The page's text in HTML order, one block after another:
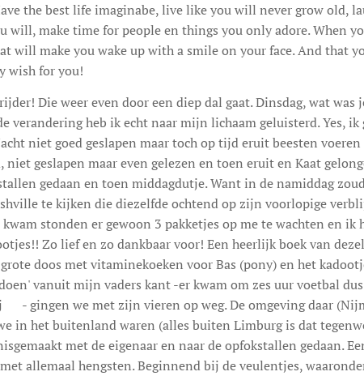
the best life imaginabe, live like you will never grow old,
will, make time for people en things you only adore. When
will make you wake up with a smile on your face. And that
wish for you!
Die weer even door een diep dal gaat. Dinsdag, wat was
verandering heb ik echt naar mijn lichaam geluisterd. Yes, ik
niet goed geslapen maar toch op tijd eruit beesten
niet geslapen maar even gelezen en toen eruit en Kaat
gedaan en toen middagdutje. Want in de namiddag
te kijken die diezelfde ochtend op zijn voorlopige
stonden er gewoon 3 pakketjes op me te wachten en ik
Zo lief en zo dankbaar voor! Een heerlijk boek van
doos met vitaminekoeken voor Bas (pony) en het
vanuit mijn vaders kant -er kwam om zes uur voetbal
gingen we met zijn vieren op weg. De omgeving daar
in het buitenland waren (alles buiten Limburg is dat
met de eigenaar en naar de opfokstallen gedaan.
allemaal hengsten. Beginnend bij de veulentjes,